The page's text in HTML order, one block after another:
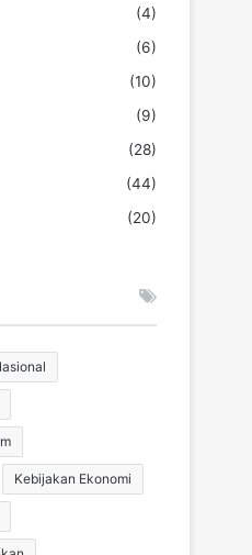
(4)
(6)
(10)
(9)
(28)
(44)
(20)
Kebijakan Ekonomi